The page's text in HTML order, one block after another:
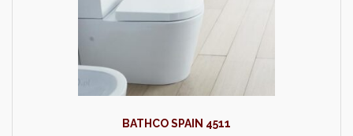
BATHCO SPAIN 4511